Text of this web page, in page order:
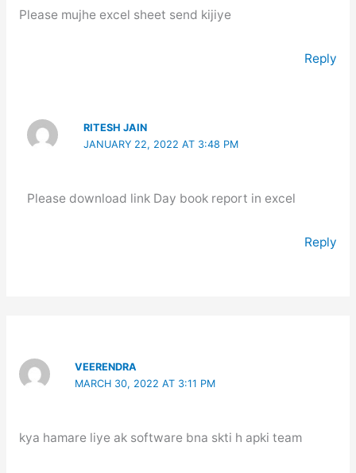
Please mujhe excel sheet send kijiye
Reply
RITESH JAIN
JANUARY 22, 2022 AT 3:48 PM
Please download link Day book report in excel
Reply
VEERENDRA
MARCH 30, 2022 AT 3:11 PM
kya hamare liye ak software bna skti h apki team